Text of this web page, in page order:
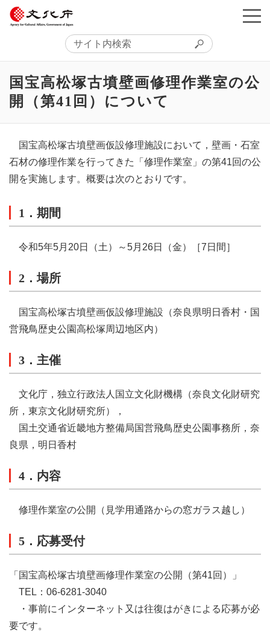
国宝高松塚古墳壁画修理作業室の公
開（第41回）について
国宝高松塚古墳壁画仮設修理施設において，壁画・石室
石材の修理作業を行ってきた「修理作業室」の第41回の公
開を実施します。概要は次のとおりです。
1．期間
令和5年5月20日 （土） ～5月26日 （金） ［7日間］
2．場所
国宝高松塚古墳壁画仮設修理施設（奈良県明日香村・国
営飛鳥歴史公園高松塚周辺地区内）
3．主催
文化庁，独立行政法人国立文化財機構（奈良文化財研究
所，東京文化財研究所），
国土交通省近畿地方整備局国営飛鳥歴史公園事務所，奈
良県，明日香村
4．内容
修理作業室の公開（見学用通路からの窓ガラス越し）
5．応募受付
「国宝高松塚古墳壁画修理作業室の公開（第41回）」
TEL：06-6281-3040
・事前にインターネット又は往復はがきによる応募が必
要です。